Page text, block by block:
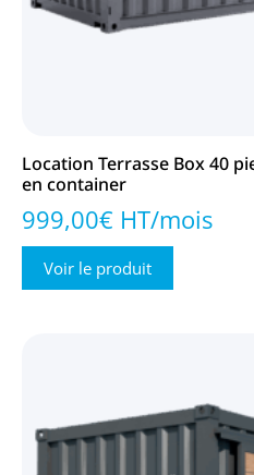
Location Terrasse Box 40
en container
999,00€ HT/mois
Voir le produit